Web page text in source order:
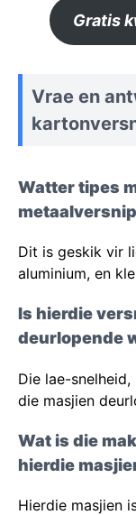
Gratis
Vrae en
Watter tipes
Dit is geskik vir
aluminium, en
Is hierdie
deurlopende
Die lae-
die masjien
Wat is die
hierdie
Hierdie masjien